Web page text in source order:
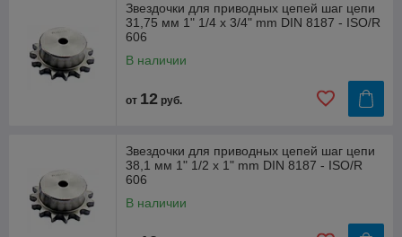
Звездочки для приводных цепей шаг цепи
31,75 мм 1" 1/4 x 3/4" mm DIN 8187 - ISO/R
606
В наличии
от 12 руб.
Звездочки для приводных цепей шаг цепи
38,1 мм 1" 1/2 x 1" mm DIN 8187 - ISO/R
606
В наличии